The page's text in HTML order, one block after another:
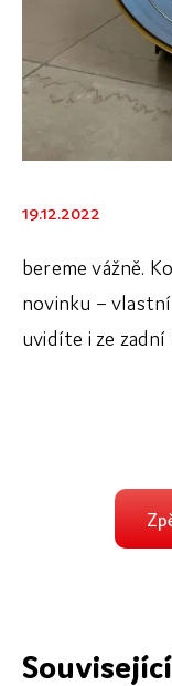
Dokumenty
Galerie
19.12.2022
bereme vážně.
novinku –
uvidíte i ze zadní